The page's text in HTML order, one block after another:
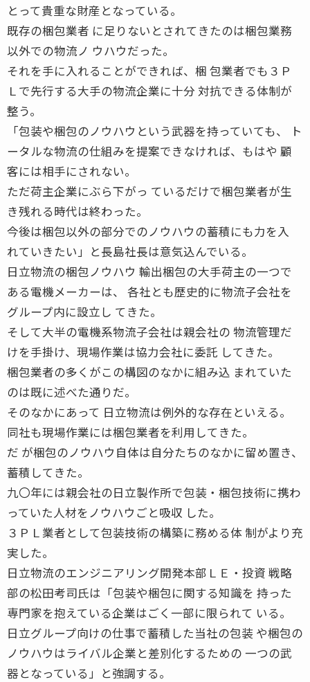
とって貴重な財産となっている。
既存の梱包業者 に足りないとされてきたのは梱包業務
以外での物流ノ ウハウだった。
それを手に入れることができれば、梱 包業者でも３Ｐ
Ｌで先行する大手の物流企業に十分 対抗できる体制が
整う。
「包装や梱包のノウハウという武器を持っていても、 ト
ータルな物流の仕組みを提案できなければ、もはや 顧
客には相手にされない。
ただ荷主企業にぶら下がっ ているだけで梱包業者が生
き残れる時代は終わった。
今後は梱包以外の部分でのノウハウの蓄積にも力を入
れていきたい」と長島社長は意気込んでいる。
日立物流の梱包ノウハウ 輸出梱包の大手荷主の一つで
ある電機メーカーは、 各社とも歴史的に物流子会社を
グループ内に設立し てきた。
そして大半の電機系物流子会社は親会社の 物流管理だ
けを手掛け、現場作業は協力会社に委託 してきた。
梱包業者の多くがこの構図のなかに組み込 まれていた
のは既に述べた通りだ。
そのなかにあって 日立物流は例外的な存在といえる。
同社も現場作業には梱包業者を利用してきた。
だ が梱包のノウハウ自体は自分たちのなかに留め置き、
蓄積してきた。
九〇年には親会社の日立製作所で包装・梱包技術に携わ
っていた人材をノウハウごと吸収 した。
３ＰＬ業者として包装技術の構築に務める体 制がより充
実した。
日立物流のエンジニアリング開発本部ＬＥ・投資 戦略
部の松田考司氏は「包装や梱包に関する知識を 持った
専門家を抱えている企業はごく一部に限られて いる。
日立グループ向けの仕事で蓄積した当社の包装 や梱包の
ノウハウはライバル企業と差別化するための 一つの武
器となっている」と強調する。